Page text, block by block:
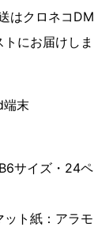
はクロネコDM
にお届けしま
末
イズ・24ペ
紙：アラモ